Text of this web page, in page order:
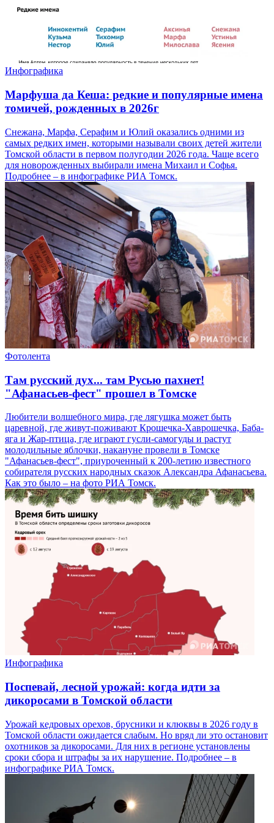
Инфографика
Марфуша да Кеша: редкие и популярные имена
томичей, рожденных в 2026г
Снежана, Марфа, Серафим и Юлий оказались одними из
самых редких имен, которыми называли своих детей жители
Томской области в первом полугодии 2026 года. Чаще всего
для новорожденных выбирали имена Михаил и Софья.
Подробнее – в инфографике РИА Томск.
Фотолента
Там русский дух... там Русью пахнет!
"Афанасьев-фест" прошел в Томске
Любители волшебного мира, где лягушка может быть
царевной, где живут-поживают Крошечка-Хаврошечка, Баба-
яга и Жар-птица, где играют гусли-самогуды и растут
молодильные яблочки, накануне провели в Томске
"Афанасьев-фест", приуроченный к 200-летию известного
собирателя русских народных сказок Александра Афанасьева.
Как это было – на фото РИА Томск.
Инфографика
Поспевай, лесной урожай: когда идти за
дикоросами в Томской области
Урожай кедровых орехов, брусники и клюквы в 2026 году в
Томской области ожидается слабым. Но вряд ли это остановит
охотников за дикоросами. Для них в регионе установлены
сроки сбора и штрафы за их нарушение. Подробнее – в
инфографике РИА Томск.